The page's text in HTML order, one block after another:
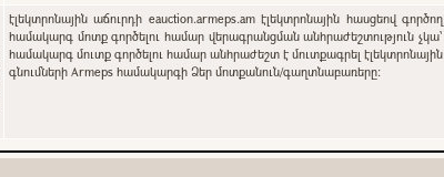
էլեկտրոնային աճուրդի eauction.armeps.am էլեկտրոնային հասցեով գործող
համակարգ մոտք գործելու համար վերագրանցման անհրաժեշտություն չկա՝
համակարգ մուտք գործելու համար անհրաժեշտ է մուտքագրել էլեկտրոնային
գնումների Armeps համակարգի Ձեր մոտքանուն/գաղտնաբառերը: